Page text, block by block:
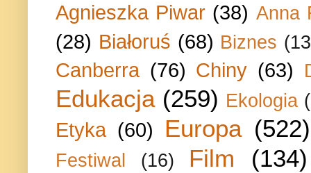
Agnieszka Piwar (38) Anna
(28) Białoruś (68) Biznes
Canberra (76) Chiny (63)
Edukacja (259) Ekologia
Etyka (60) Europa (522)
Festiwal (16) Film
(134)